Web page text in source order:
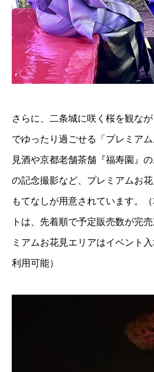
さらに、二条城に咲く桜を観な
でゆったり過ごせる「プレミア
見酒や京都老舗茶舗『福寿園』
の記念撮影など、プレミアムお
もてなしが用意されています。
トは、先着順で予定販売数が完
ミアムお花見エリアはイベント
利用可能）